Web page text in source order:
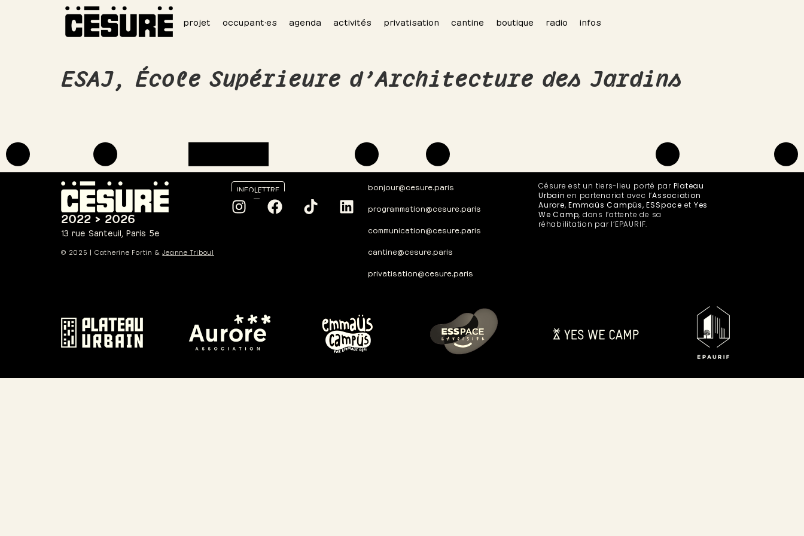
projet occupant·es agenda activités privatisation cantine boutique radio infos
ESAJ, École Supérieure d’Architecture des Jardins
2022 > 2026
13 rue Santeuil, Paris 5e
© 2025| Catherine Fortin &Jeanne Triboul
INFOLETTRE bonjour@cesure.paris
programmation@cesure.paris
communication@cesure.paris
cantine@cesure.paris
privatisation@cesure.paris
Césure est un tiers-lieu porté par Plateau
Urbain en partenariat avec l’Association
Aurore,Emmaüs Campüs, ESSpace et Yes
We Camp, dans l’attente de sa
réhabilitation par l’EPAURIF.